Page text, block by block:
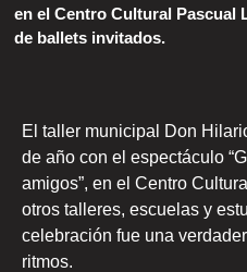
en el Centro Cultural Pascual
de ballets invitados.
El taller municipal Don
de año con el espectáculo
amigos”, en el Centro
otros talleres, escuelas y
celebración fue una
ritmos.